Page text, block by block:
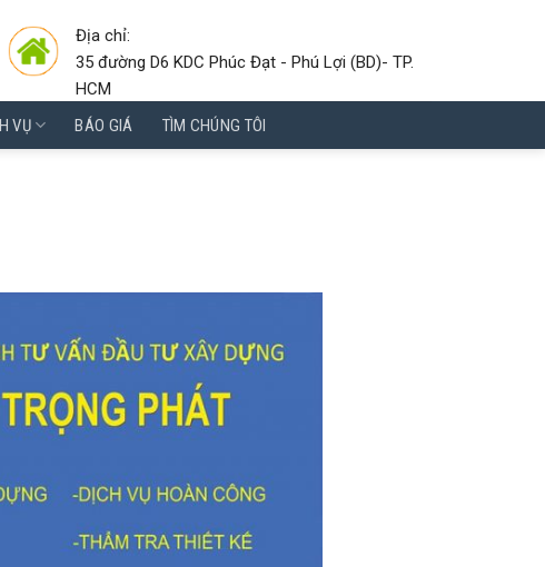
Địa chỉ:
35 đường D6 KDC Phúc Đạt - Phú Lợi (BD)- TP.
HCM
VỤ BÁO GIÁ TÌM CHÚNG TÔI